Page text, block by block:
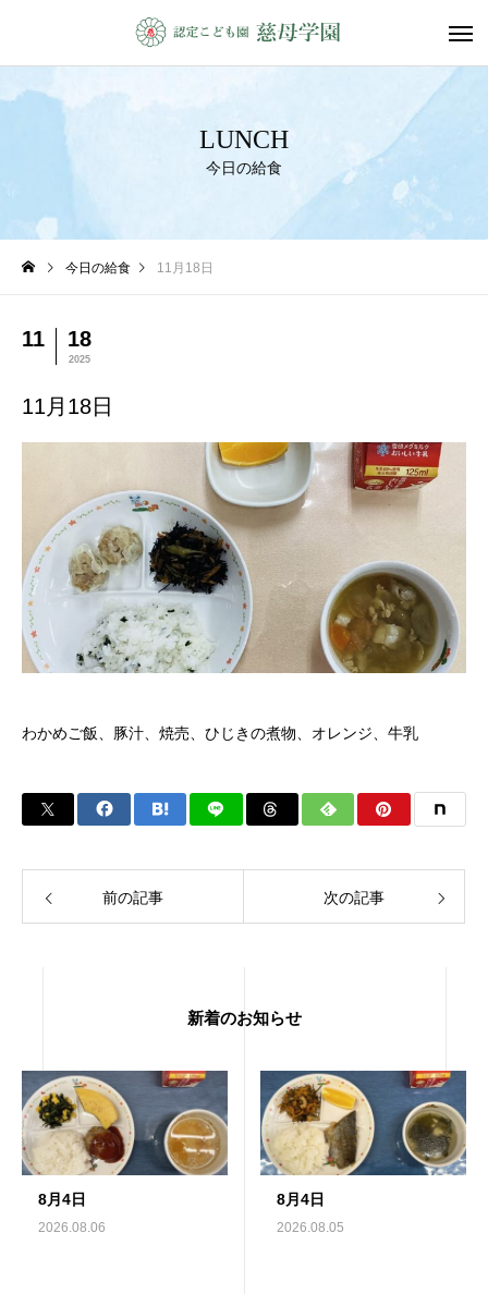
LUNCH
今日の給食
今日の給食 11月18日
11 18
2025
11月18日
わかめご飯、豚汁、焼売、ひじきの煮物、オレンジ、牛乳
前の記事 次の記事
新着のお知らせ
8月4日
2026.08.06
8月4日
2026.08.05